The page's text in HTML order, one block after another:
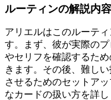
ルーティンの解説内容
アリエルはこのルーテ
す。まず、彼が実際の
やセリフを確認するた
きます。その後、難し
させるためのセットア
なカードの扱い方を詳し